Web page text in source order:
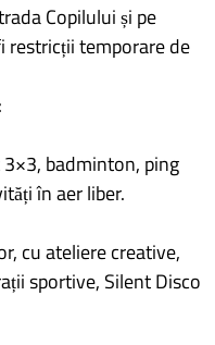
Copilului și pe
restricții temporare de
3×3, badminton, ping
în aer liber.
cu ateliere creative,
sportive, Silent Disco